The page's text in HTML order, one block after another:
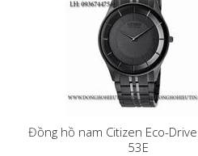
Đồng hồ nam Citizen Eco-
53E